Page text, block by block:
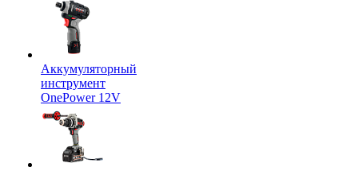
Аккумуляторный
инструмент
OnePower 12V